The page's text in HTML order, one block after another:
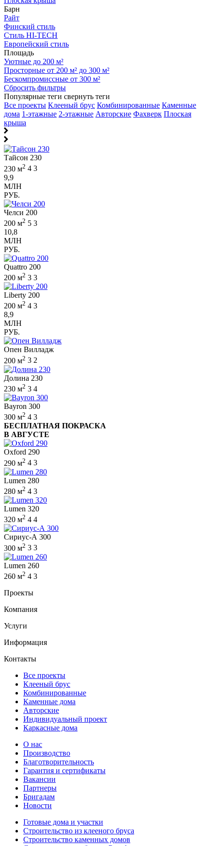
Барн
Райт
Финский стиль
Стиль HI-TECH
Европейский стиль
Площадь
Уютные до 200 м²
Просторные от 200 м² до 300 м²
Бескомпромиссные от 300 м²
Сбросить фильтры
Популярные теги свернуть теги
Все проекты Клееный брус Комбинированные Каменные
дома 1-этажные 2-этажные Авторские Фахверк Плоская
крыша
Тайсон 230
230 м2 4 3
9,9
МЛН
РУБ.
Челси 200
200 м2 5 3
10,8
МЛН
РУБ.
Quattro 200
200 м2 3 3
Liberty 200
200 м2 4 3
8,9
МЛН
РУБ.
Опен Вилладж
200 м2 3 2
Долина 230
230 м2 3 4
Bayron 300
300 м2 4 3
БЕСПЛАТНАЯ ПОКРАСКА
В АВГУСТЕ
Oxford 290
290 м2 4 3
Lumen 280
280 м2 4 3
Lumen 320
320 м2 4 4
Сириус-А 300
300 м2 3 3
Lumen 260
260 м2 4 3
Проекты
Компания
Услуги
Информация
Контакты
Все проекты
Клееный брус
Комбинированные
Каменные дома
Авторские
Индивидуальный проект
Каркасные дома
О нас
Производство
Благотворительность
Гарантия и сертификаты
Вакансии
Партнеры
Бригадам
Новости
Готовые дома и участки
Строительство из клееного бруса
Строительство каменных домов